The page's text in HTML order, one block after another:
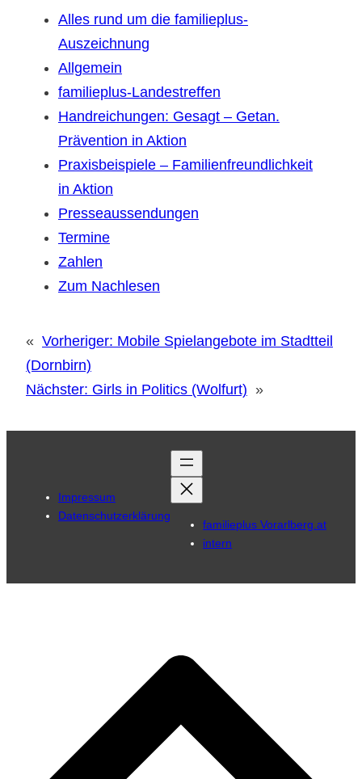
Alles rund um die familieplus-
Auszeichnung
Allgemein
familieplus-Landestreffen
Handreichungen: Gesagt – Getan.
Prävention in Aktion
Praxisbeispiele – Familienfreundlichkeit
in Aktion
Presseaussendungen
Termine
Zahlen
Zum Nachlesen
« Vorheriger: Mobile Spielangebote im Stadtteil
(Dornbirn)
Nächster: Girls in Politics (Wolfurt) »
Impressum
Datenschutzerklärung
familieplus Vorarlberg.at
intern